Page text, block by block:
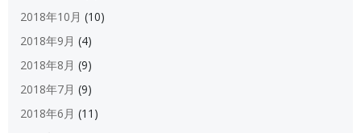
2018年10月 (10)
2018年9月 (4)
2018年8月 (9)
2018年7月 (9)
2018年6月 (11)